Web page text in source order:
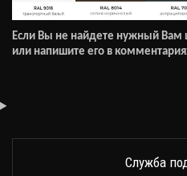
Если Вы не найдете нужный Вам
или напишите его в
Служба